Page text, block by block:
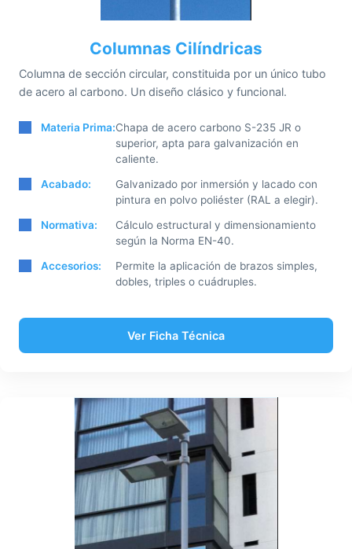
Columnas Cilíndricas
Columna de sección circular, constituida por un único tubo
de acero al carbono. Un diseño clásico y funcional.
Materia Prima:Chapa de acero carbono S-235 JR o
superior, apta para galvanización en
caliente.
Acabado:
Galvanizado por inmersión y lacado con
pintura en polvo poliéster (RAL a elegir).
Normativa:
Cálculo estructural y dimensionamiento
según la Norma EN-40.
Accesorios:
Permite la aplicación de brazos simples,
dobles, triples o cuádruples.
Ver Ficha Técnica